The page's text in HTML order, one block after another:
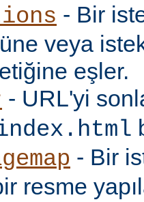
- Bir
veya
eşler.
- URL'yi
- Bir
resme